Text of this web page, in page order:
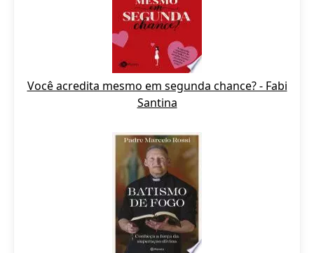
Você acredita mesmo em segunda chance? - Fabi
Santina